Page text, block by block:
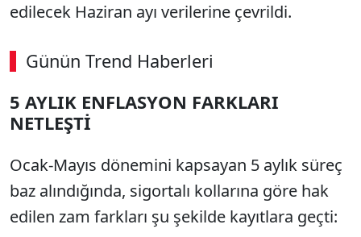
edilecek Haziran ayı verilerine çevrildi.
Günün Trend Haberleri
5 AYLIK ENFLASYON FARKLARI
NETLEŞTİ
Ocak-Mayıs dönemini kapsayan 5 aylık süreç
baz alındığında, sigortalı kollarına göre hak
edilen zam farkları şu şekilde kayıtlara geçti: